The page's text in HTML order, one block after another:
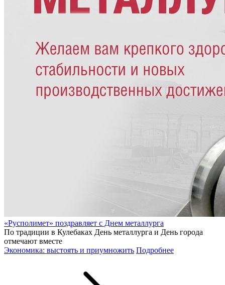
«Русполимет» поздравляет с Днем металлурга
По традиции в Кулебаках День металлурга и День города
отмечают вместе
Экономика: выстоять и приумножить Подробнее